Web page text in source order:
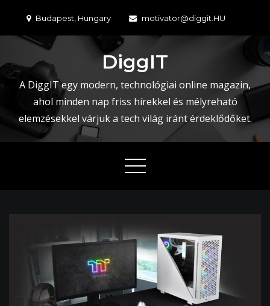
content
Budapest, Hungary motivator@diggit.HU
DiggIT
A DiggIT egy modern, technológiai online magazin,
ahol minden nap friss hírekkel és mélyreható
elemzésekkel várjuk a tech világ iránt érdeklődőket.